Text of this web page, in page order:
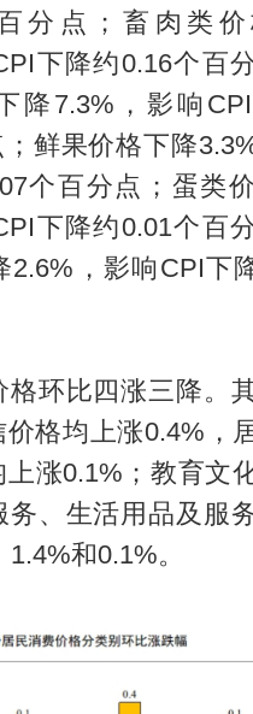
分点；畜肉类
下降约0.16个百
降7.3%，影响
鲜果价格下降
个百分点；蛋类
下降约0.01个百
2.6%，影响CPI下
格环比四涨三降。
格均上涨0.4%，
涨0.1%；教育文
务、生活用品及服
和0.1%。